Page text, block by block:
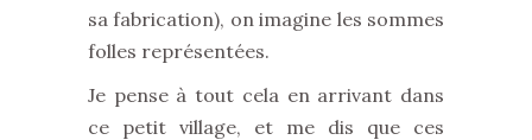
sa fabrication), on imagine les sommes
folles représentées.
Je pense à tout cela en arrivant dans
ce petit village, et me dis que ces